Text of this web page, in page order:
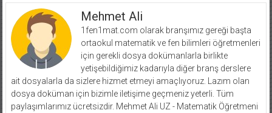
Mehmet Ali
1fen1mat.com olarak branşımız gereği başta
ortaokul matematik ve fen bilimleri öğretmenleri
için gerekli dosya dokümanlarla birlikte
yetişebildiğimiz kadarıyla diğer branş derslere
ait dosyalarla da sizlere hizmet etmeyi amaçlıyoruz. Lazım olan
dosya doküman için bizimle iletişime geçmeniz yeterli. Tüm
paylaşımlarımız ücretsizdir. Mehmet Ali UZ - Matematik Öğretmeni